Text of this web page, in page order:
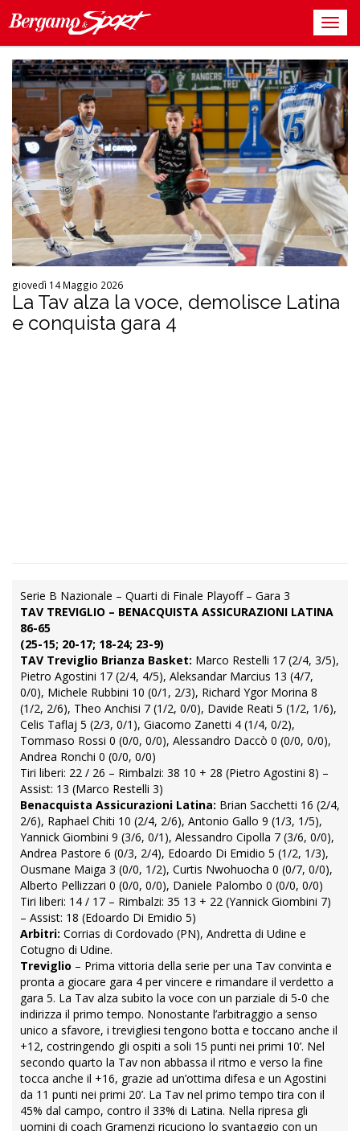
giovedì 14 Maggio 2026
La Tav alza la voce, demolisce Latina
e conquista gara 4
Serie B Nazionale – Quarti di Finale Playoff – Gara 3
TAV TREVIGLIO – BENACQUISTA ASSICURAZIONI LATINA
86-65
(25-15; 20-17; 18-24; 23-9)
TAV Treviglio Brianza Basket: Marco Restelli 17 (2/4, 3/5),
Pietro Agostini 17 (2/4, 4/5), Aleksandar Marcius 13 (4/7,
0/0), Michele Rubbini 10 (0/1, 2/3), Richard Ygor Morina 8
(1/2, 2/6), Theo Anchisi 7 (1/2, 0/0), Davide Reati 5 (1/2, 1/6),
Celis Taflaj 5 (2/3, 0/1), Giacomo Zanetti 4 (1/4, 0/2),
Tommaso Rossi 0 (0/0, 0/0), Alessandro Daccò 0 (0/0, 0/0),
Andrea Ronchi 0 (0/0, 0/0)
Tiri liberi: 22 / 26 – Rimbalzi: 38 10 + 28 (Pietro Agostini 8) –
Assist: 13 (Marco Restelli 3)
Benacquista Assicurazioni Latina: Brian Sacchetti 16 (2/4,
2/6), Raphael Chiti 10 (2/4, 2/6), Antonio Gallo 9 (1/3, 1/5),
Yannick Giombini 9 (3/6, 0/1), Alessandro Cipolla 7 (3/6, 0/0),
Andrea Pastore 6 (0/3, 2/4), Edoardo Di Emidio 5 (1/2, 1/3),
Ousmane Maiga 3 (0/0, 1/2), Curtis Nwohuocha 0 (0/7, 0/0),
Alberto Pellizzari 0 (0/0, 0/0), Daniele Palombo 0 (0/0, 0/0)
Tiri liberi: 14 / 17 – Rimbalzi: 35 13 + 22 (Yannick Giombini 7)
– Assist: 18 (Edoardo Di Emidio 5)
Arbitri: Corrias di Cordovado (PN), Andretta di Udine e
Cotugno di Udine.
Treviglio – Prima vittoria della serie per una Tav convinta e
pronta a giocare gara 4 per vincere e rimandare il verdetto a
gara 5. La Tav alza subito la voce con un parziale di 5-0 che
indirizza il primo tempo. Nonostante l’arbitraggio a senso
unico a sfavore, i trevigliesi tengono botta e toccano anche il
+12, costringendo gli ospiti a soli 15 punti nei primi 10’. Nel
secondo quarto la Tav non abbassa il ritmo e verso la fine
tocca anche il +16, grazie ad un’ottima difesa e un Agostini
da 11 punti nei primi 20’. La Tav nel primo tempo tira con il
45% dal campo, contro il 33% di Latina. Nella ripresa gli
uomini di coach Gramenzi ricuciono lo svantaggio con un